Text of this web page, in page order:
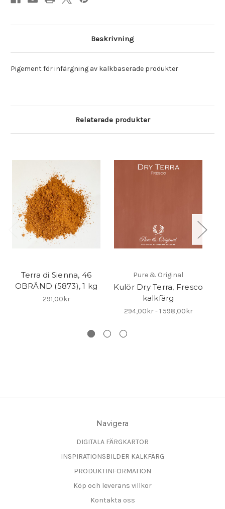
Beskrivning
Pigement för infärgning av kalkbaserade produkter
Relaterade produkter
Terra di Sienna, 46
OBRÄND (5873), 1 kg
291,00kr
Pure & Original
Kulör Dry Terra, Fresco
kalkfärg
294,00kr - 1 598,00kr
Navigera
DIGITALA FÄRGKARTOR
INSPIRATIONSBILDER KALKFÄRG
PRODUKTINFORMATION
Köp och leverans villkor
Kontakta oss